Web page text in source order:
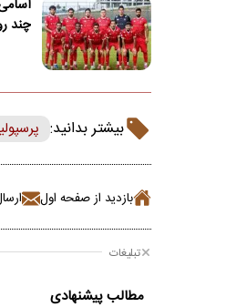
چند
بیشتر بدانید:
بازدید از صفحه اول
تبلیغات
مطالب پیشنهادی